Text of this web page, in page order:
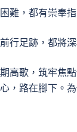
難，都有崇奉
行足跡，都將
高歌，筑牢焦
，路在腳下。